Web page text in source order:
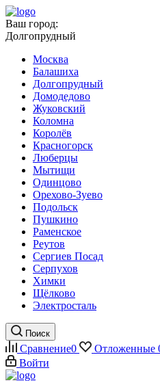
Ваш город:
Долгопрудный
Москва
Балашиха
Долгопрудный
Домодедово
Жуковский
Коломна
Королёв
Красногорск
Люберцы
Мытищи
Одинцово
Орехово-Зуево
Подольск
Пушкино
Раменское
Реутов
Сергиев Посад
Серпухов
Химки
Щёлково
Электросталь
Поиск
Сравнение0 Отложенные
Войти